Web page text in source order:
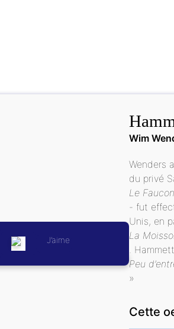
J’aime
Wim
Wenders
du privé
Le
- fut
Unis, en
La
.
Peu
»
Cette